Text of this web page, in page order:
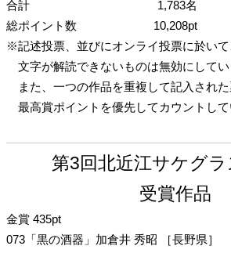
合計
1,783名
総ポイント数
10,208pt
※記述投票、並びにオンライ投票に於い
文字が解読できないものは無効にしてい
また、一つの作品を重複して記入され
最高賞ポイントを優先してカウントして
第3回北近江サケグラ
受賞作品
金賞 435pt
073「黒の酒器」加倉井 秀昭 ［長野県］